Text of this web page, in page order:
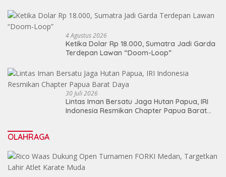
4 Agustus 2026
Ketika Dolar Rp 18.000, Sumatra Jadi Garda
Terdepan Lawan “Doom-Loop”
30 Juli 2026
Lintas Iman Bersatu Jaga Hutan Papua, IRI
Indonesia Resmikan Chapter Papua Barat
OLAHRAGA